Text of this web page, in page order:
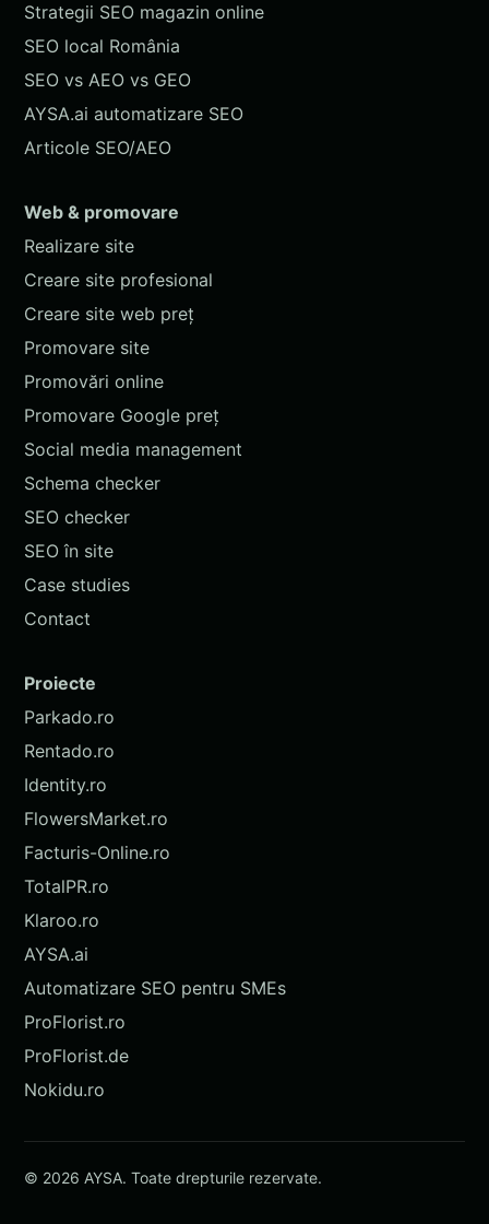
Strategii SEO magazin online
SEO local România
SEO vs AEO vs GEO
AYSA.ai automatizare SEO
Articole SEO/AEO
Web & promovare
Realizare site
Creare site profesional
Creare site web preț
Promovare site
Promovări online
Promovare Google preț
Social media management
Schema checker
SEO checker
SEO în site
Case studies
Contact
Proiecte
Parkado.ro
Rentado.ro
Identity.ro
FlowersMarket.ro
Facturis-Online.ro
TotalPR.ro
Klaroo.ro
AYSA.ai
Automatizare SEO pentru SMEs
ProFlorist.ro
ProFlorist.de
Nokidu.ro
© 2026 AYSA. Toate drepturile rezervate.